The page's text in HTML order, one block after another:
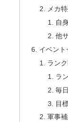
メカ
自
他
イベント
ラン
ラ
毎
目
軍事